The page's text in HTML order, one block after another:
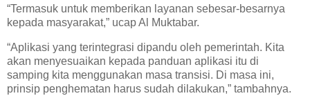
“Termasuk untuk memberikan layanan sebesar-besarnya
kepada masyarakat,” ucap Al Muktabar.
“Aplikasi yang terintegrasi dipandu oleh pemerintah. Kita
akan menyesuaikan kepada panduan aplikasi itu di
samping kita menggunakan masa transisi. Di masa ini,
prinsip penghematan harus sudah dilakukan,” tambahnya.